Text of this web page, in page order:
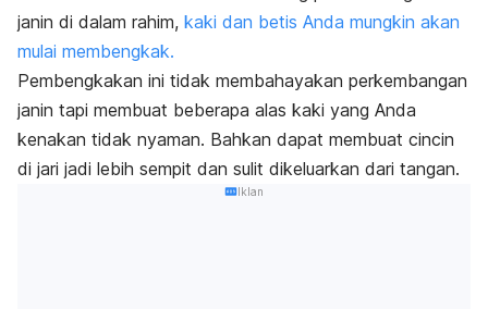
janin di dalam rahim, kaki dan betis Anda mungkin akan
mulai membengkak.
Pembengkakan ini tidak membahayakan perkembangan
janin tapi membuat beberapa alas kaki yang Anda
kenakan tidak nyaman. Bahkan dapat membuat cincin
di jari jadi lebih sempit dan sulit dikeluarkan dari tangan.
Iklan